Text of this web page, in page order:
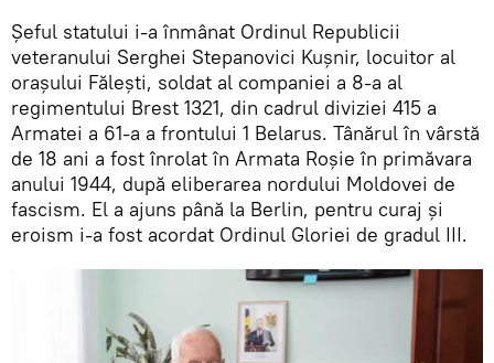
Șeful statului i-a înmânat Ordinul Republicii
veteranului Serghei Stepanovici Kușnir, locuitor al
orașului Fălești, soldat al companiei a 8-a al
regimentului Brest 1321, din cadrul diviziei 415 a
Armatei a 61-a a frontului 1 Belarus. Tânărul în vârstă
de 18 ani a fost înrolat în Armata Roșie în primăvara
anului 1944, după eliberarea nordului Moldovei de
fascism. El a ajuns până la Berlin, pentru curaj și
eroism i-a fost acordat Ordinul Gloriei de gradul III.